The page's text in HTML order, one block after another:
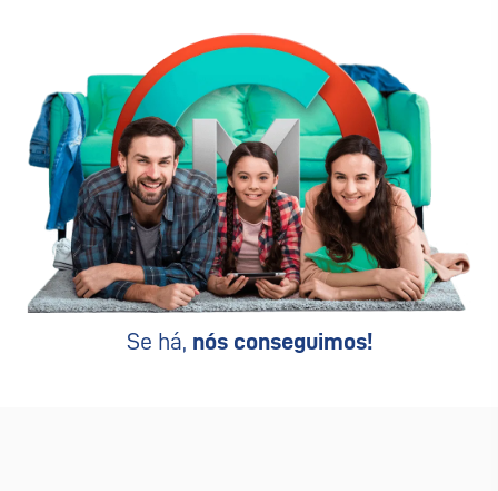
Se há, nós conseguimos!